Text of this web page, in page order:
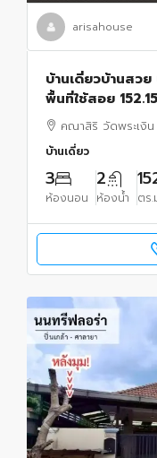
arisahouse
บ้านเดี่ยวบ้านสว
พื้นที่ใช้สอย
อเนกประสงค์ 2
คณาสิริ วัดพระเงิน
บ้านเดี่ยว
3
ห้องนอน
2
ห้องน้ำ ตร.